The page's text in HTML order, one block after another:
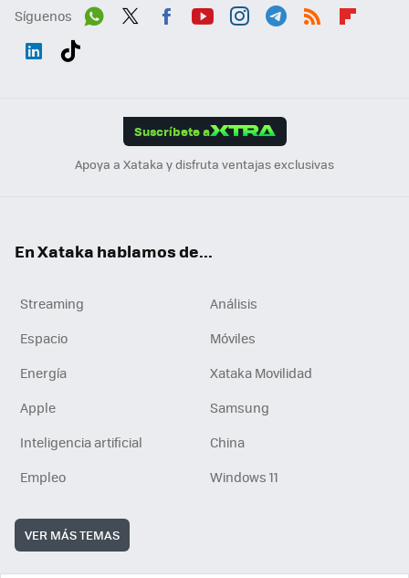
Síguenos
Suscríbete a
Apoya a Xataka y disfruta ventajas exclusivas
En Xataka hablamos de...
Streaming
Análisis
Espacio
Móviles
Energía
Xataka Movilidad
Apple
Samsung
Inteligencia artificial
China
Empleo
Windows 11
VER MÁS TEMAS